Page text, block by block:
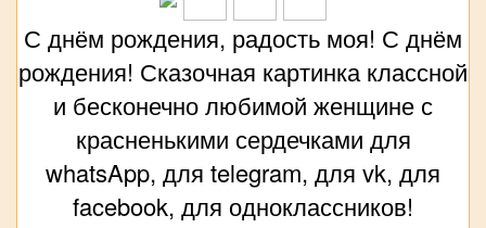
С днём рождения, радость моя! С днём
рождения! Сказочная картинка классной
и бесконечно любимой женщине с
красненькими сердечками для
whatsApp, для telegram, для vk, для
facebook, для одноклассников!